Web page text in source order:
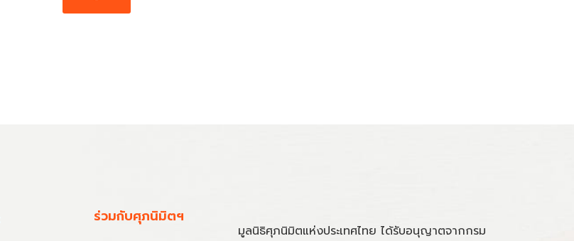
ร่วมกับศุภนิมิตฯ
มูลนิธิศุภนิมิตแห่งประเทศไทย ได้รับอนุญาตจากกรม